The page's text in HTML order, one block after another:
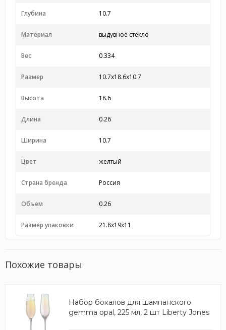
Глубина 10.7
Материал выдувное стекло
Вес 0.334
Размер 10.7x18.6x10.7
Высота 18.6
Длина 0.26
Ширина 10.7
Цвет желтый
Страна бренда Россия
Объем 0.26
Размер упаковки 21.8x19x11
Похожие товары
Набор бокалов для шампанского
gemma opal, 225 мл, 2 шт Liberty Jones